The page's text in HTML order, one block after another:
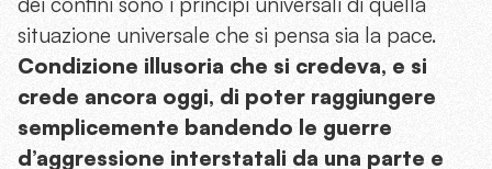
situazione universale che si pensa sia la pace.
Condizione illusoria che si credeva, e si
crede ancora oggi, di poter raggiungere
semplicemente bandendo le guerre
d’aggressione interstatali da una parte e